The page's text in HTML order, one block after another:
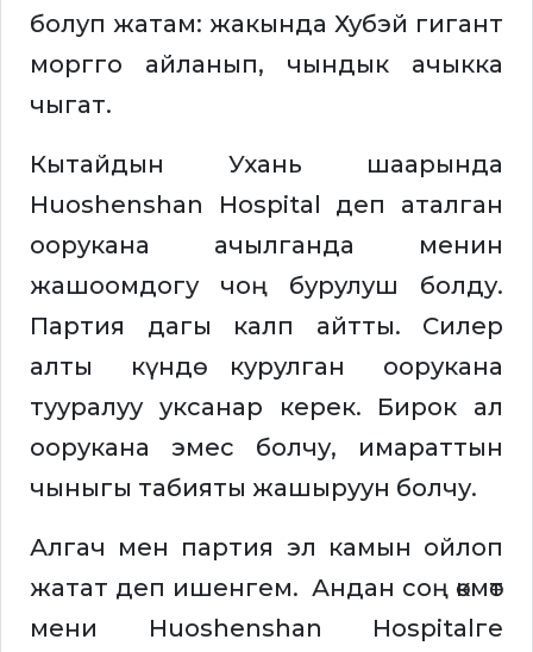
болуп жатам: жакында Хубэй гигант
моргго айланып, чындык ачыкка
чыгат.
Кытайдын Ухань шаарында
Huoshenshan Hospital деп аталган
оорукана ачылганда менин
жашоомдогу чоң бурулуш болду.
Партия дагы калп айтты. Силер
алты күндө курулган оорукана
тууралуу уксанар керек. Бирок ал
оорукана эмес болчу, имараттын
чыныгы табияты жашыруун болчу.
Алгач мен партия эл камын ойлоп
жатат деп ишенгем. Андан соң өкмөт
мени Huoshenshan Hospitalге